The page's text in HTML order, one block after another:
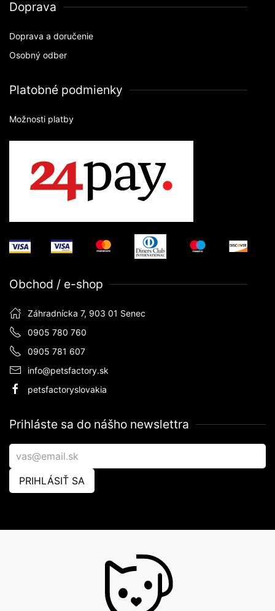
Doprava
Doprava a doručenie
Osobný odber
Platobné podmienky
Možnosti platby
Obchod / e-shop
Záhradnícka 7, 903 01 Senec
0905 780 760
0905 781 607
info@petsfactory.sk
petsfactoryslovakia
Prihláste sa do nášho newslettra
PRIHLÁSIŤ SA